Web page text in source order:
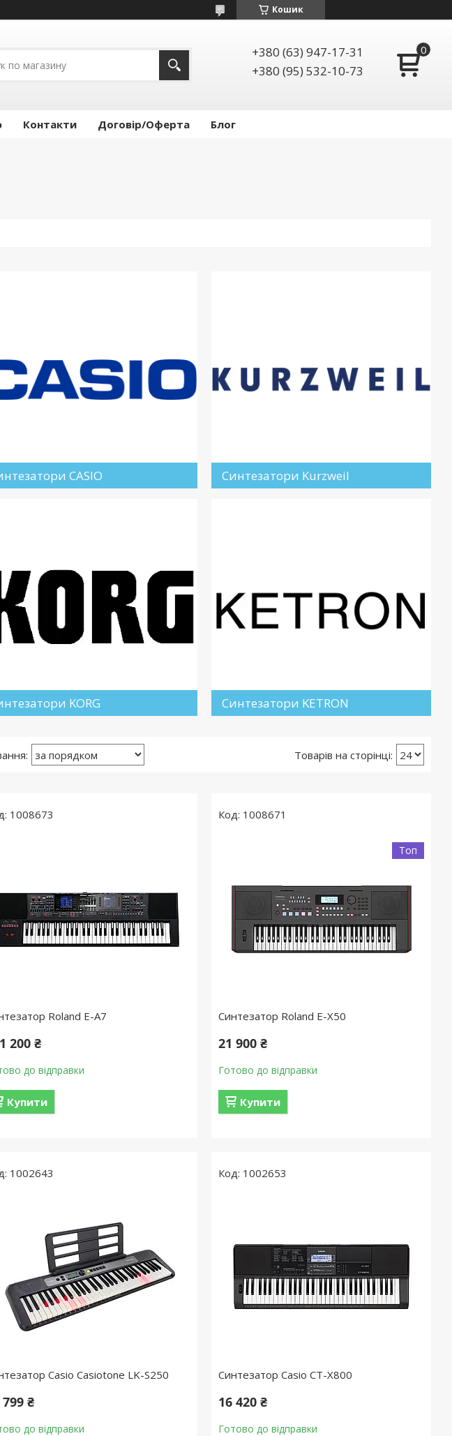
Кошик
+380 (63) 947-17-31
+380 (95) 532-10-73
Контакти Договір/Оферта Блог
CASIO Синтезатори Kurzweil
KORG Синтезатори KETRON
1008673
Roland E-A7
200 ₴
до відправки
Купити
1008671
Топ
Синтезатор Roland E-X50
21 900 ₴
Готово до відправки
Купити
1002643
Casio Casiotone LK-S250
799 ₴
до відправки
1002653
Синтезатор Casio CT-X800
16 420 ₴
Готово до відправки